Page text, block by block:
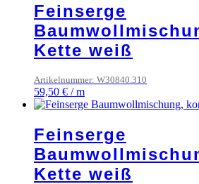
Feinserge
Kette weiß
Artikelnummer: W30840.310
59,50 € /m
Feinserge
Kette weiß